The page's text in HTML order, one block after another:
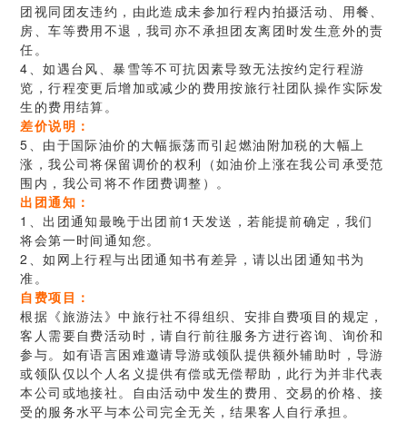
团视同团友违约，由此造成未参加行程内拍摄活动、用餐、
房、车等费用不退，我司亦不承担团友离团时发生意外的责
任。
4、如遇台风、暴雪等不可抗因素导致无法按约定行程游
览，行程变更后增加或减少的费用按旅行社团队操作实际发
生的费用结算。
差价说明：
5、由于国际油价的大幅振荡而引起燃油附加税的大幅上
涨，我公司将保留调价的权利（如油价上涨在我公司承受范
围内，我公司将不作团费调整）。
出团通知：
1、出团通知最晚于出团前1天发送，若能提前确定，我们
将会第一时间通知您。
2、如网上行程与出团通知书有差异，请以出团通知书为
准。
自费项目：
根据《旅游法》中旅行社不得组织、安排自费项目的规定，
客人需要自费活动时，请自行前往服务方进行咨询、询价和
参与。如有语言困难邀请导游或领队提供额外辅助时，导游
或领队仅以个人名义提供有偿或无偿帮助，此行为并非代表
本公司或地接社。自由活动中发生的费用、交易的价格、接
受的服务水平与本公司完全无关，结果客人自行承担。